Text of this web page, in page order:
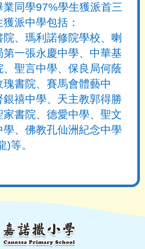
同學97%學生獲派首三
派中學包括：
、瑪利諾修院學校、喇
一張永慶中學、中華基
聖言中學、保良局何蔭
書院、賽馬會體藝中
禧中學、天主教郭得勝
書院、德愛中學、聖文
、佛教孔仙洲紀念中學
)等。